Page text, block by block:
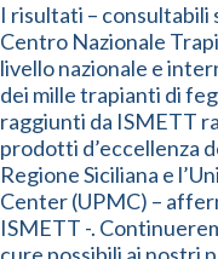
I risultati – consultabili
Centro Nazionale
livello nazionale e
dei mille trapianti di
raggiunti da ISMETT
prodotti d’eccellenza
Regione Siciliana e
Center (UPMC) –
ISMETT -.